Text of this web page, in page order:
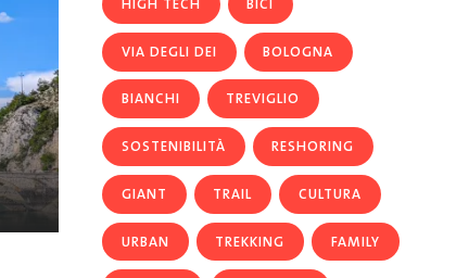
HIGH TECH BICI
VIA DEGLI DEI BOLOGNA
BIANCHI TREVIGLIO
SOSTENIBILITÀ RESHORING
GIANT TRAIL CULTURA
URBAN TREKKING FAMILY